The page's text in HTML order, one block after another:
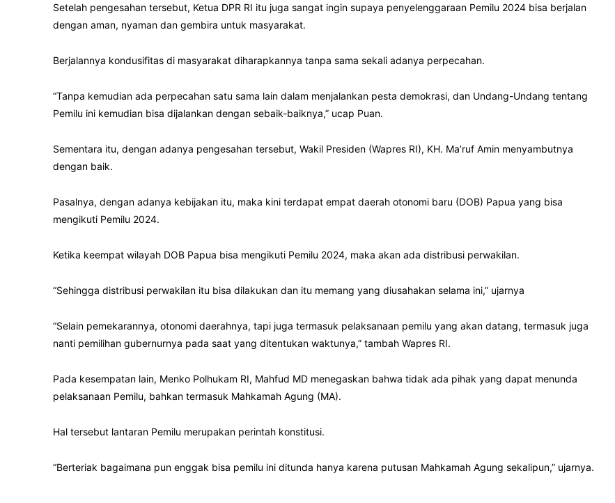
Setelah pengesahan tersebut, Ketua DPR RI itu juga sangat ingin supaya penyelenggaraan Pemilu 2024 bisa berjalan
dengan aman, nyaman dan gembira untuk masyarakat.
Berjalannya kondusifitas di masyarakat diharapkannya tanpa sama sekali adanya perpecahan.
“Tanpa kemudian ada perpecahan satu sama lain dalam menjalankan pesta demokrasi, dan Undang-Undang tentang
Pemilu ini kemudian bisa dijalankan dengan sebaik-baiknya,” ucap Puan.
Sementara itu, dengan adanya pengesahan tersebut, Wakil Presiden (Wapres RI), KH. Ma’ruf Amin menyambutnya
dengan baik.
Pasalnya, dengan adanya kebijakan itu, maka kini terdapat empat daerah otonomi baru (DOB) Papua yang bisa
mengikuti Pemilu 2024.
Ketika keempat wilayah DOB Papua bisa mengikuti Pemilu 2024, maka akan ada distribusi perwakilan.
“Sehingga distribusi perwakilan itu bisa dilakukan dan itu memang yang diusahakan selama ini,” ujarnya
“Selain pemekarannya, otonomi daerahnya, tapi juga termasuk pelaksanaan pemilu yang akan datang, termasuk juga
nanti pemilihan gubernurnya pada saat yang ditentukan waktunya,” tambah Wapres RI.
Pada kesempatan lain, Menko Polhukam RI, Mahfud MD menegaskan bahwa tidak ada pihak yang dapat menunda
pelaksanaan Pemilu, bahkan termasuk Mahkamah Agung (MA).
Hal tersebut lantaran Pemilu merupakan perintah konstitusi.
“Berteriak bagaimana pun enggak bisa pemilu ini ditunda hanya karena putusan Mahkamah Agung sekalipun,” ujarnya.